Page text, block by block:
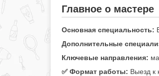
Главное о мастере
Основная специальность:
Дополнительные
Ключевые направления:
✅️ Формат работы: Выезд к